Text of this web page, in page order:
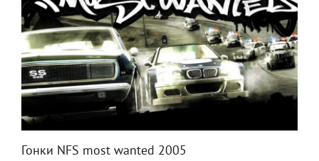
Гонки NFS most wanted 2005